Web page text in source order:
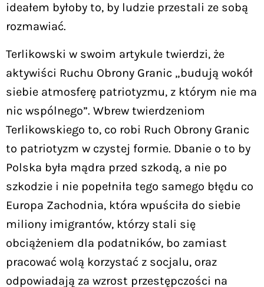
ideałem byłoby to, by ludzie przestali ze sobą
rozmawiać.
Terlikowski w swoim artykule twierdzi, że
aktywiści Ruchu Obrony Granic „budują wokół
siebie atmosferę patriotyzmu, z którym nie ma
nic wspólnego”. Wbrew twierdzeniom
Terlikowskiego to, co robi Ruch Obrony Granic
to patriotyzm w czystej formie. Dbanie o to by
Polska była mądra przed szkodą, a nie po
szkodzie i nie popełniła tego samego błędu co
Europa Zachodnia, która wpuściła do siebie
miliony imigrantów, którzy stali się
obciążeniem dla podatników, bo zamiast
pracować wolą korzystać z socjalu, oraz
odpowiadają za wzrost przestępczości na